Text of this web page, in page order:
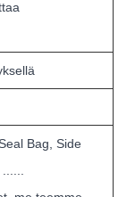
Bag, Side